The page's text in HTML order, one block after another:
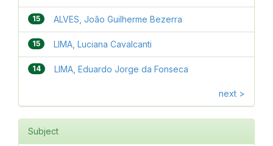
15 ALVES, João Guilherme Bezerra
15 LIMA, Luciana Cavalcanti
14 LIMA, Eduardo Jorge da Fonseca
next >
Subject